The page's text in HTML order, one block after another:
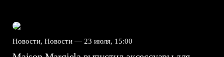
Новости, Новости — 23 июля, 15:00